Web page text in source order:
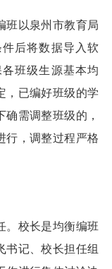
以泉州市教育局
后将数据导入软
班级生源基本均
，已编好班级的学
需调整班级的，
行，调整过程严格
校长是均衡编班
书记、校长担任组